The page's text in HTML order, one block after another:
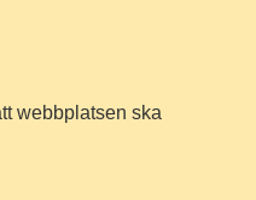
webbplatsen ska